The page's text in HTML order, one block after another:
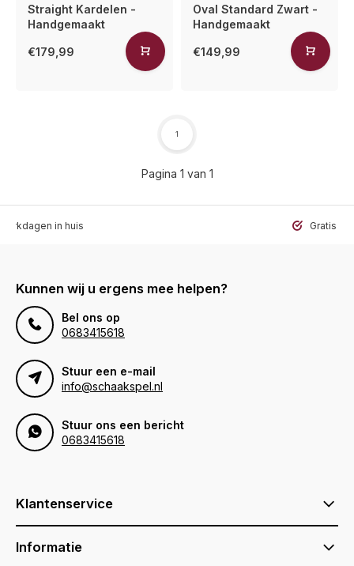
Straight Kardelen -
Handgemaakt
€179,99
Oval Standard Zwart -
Handgemaakt
€149,99
Pagina 1 van 1
1
in huis Gratis
Kunnen wij u ergens mee helpen?
Bel ons op
0683415618
Stuur een e-mail
info@schaakspel.nl
Stuur ons een bericht
0683415618
Klantenservice
Informatie